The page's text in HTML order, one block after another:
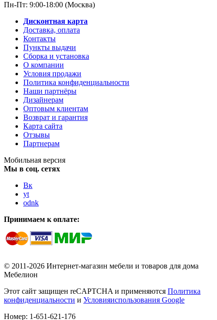
Пн-Пт: 9:00-18:00 (Москва)
Дисконтная карта
Доставка, оплата
Контакты
Пункты выдачи
Сборка и установка
О компании
Условия продажи
Политика конфиденциальности
Наши партнёры
Дизайнерам
Оптовым клиентам
Возврат и гарантия
Карта сайта
Отзывы
Партнерам
Мобильная версия
Мы в соц. сетях
Вк
yt
odnk
Принимаем к оплате:
© 2011-2026 Интернет-магазин мебели и товаров для дома
Мебелион
Этот сайт защищен reCAPTCHA и применяются Политика
конфиденциальности и Условияиспользования Google
Номер: 1-651-621-176